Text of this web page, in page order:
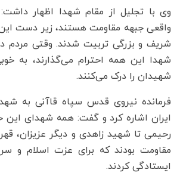
وی با تجلیل از مقام شهدا اظهار
واقعی جبهه مقاومت هستند، زیر دست
شریف و بزرگی تربیت شدند. وقتی مردم
شهدا این همه احترام می‌گذارند، به
شهیدان را درک می‌کنند.
فرمانده نیروی قدس سپاه قاآنی به
ایران اشاره کرد و گفت: همه شهدای این
رحیمی تا شهید زاهدی و دیگر عزیزان،
مقاومت بودند که برای عزت اسلام و
ایستادگی کردند.